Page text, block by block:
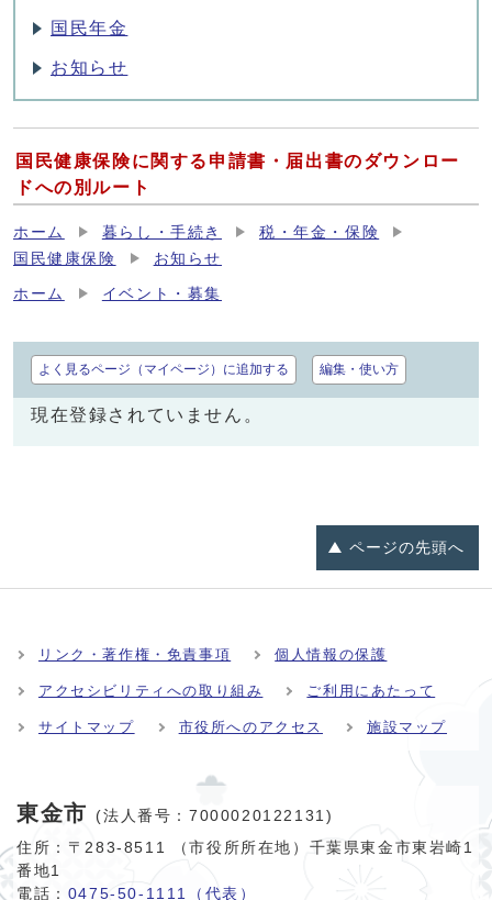
国民年金
お知らせ
国民健康保険に関する申請書・届出書のダウンロー
ドへの別ルート
ホーム 暮らし・手続き
税・年金・保険
国民健康保険
お知らせ
ホーム イベント・募集
よく見るページ（マイページ）に追加する 編集・使い方
現在登録されていません。
ページの先頭へ
リンク・著作権・免責事項 個人情報の保護
アクセシビリティへの取り組み ご利用にあたって
サイトマップ 市役所へのアクセス 施設マップ
東金市
(法人番号：7000020122131)
住所：〒283-8511 （市役所所在地）千葉県東金市東岩崎1
番地1
電話： 0475-50-1111（代表）